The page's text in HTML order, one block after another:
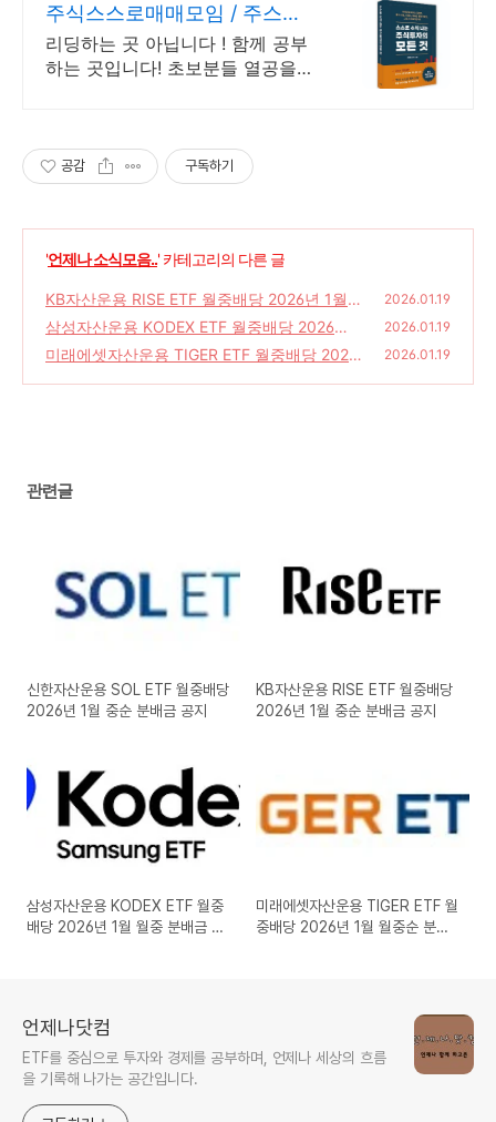
주식스스로매매모임 / 주스모
스스로 공부법을 배웁니다 !
리딩하는 곳 아닙니다 ! 함께 공부
하는 곳입니다! 초보분들 열공을
공감 구독하기
'언제나 소식모음..' 카테고리의 다른 글
KB자산운용 RISE ETF 월중배당 2026년 1월
중순 분배금 공지
(0)
2026.01.19
삼성자산운용 KODEX ETF 월중배당 2026년 1
월 월중 분배금 공지
(0)
2026.01.19
미래에셋자산운용 TIGER ETF 월중배당 2026
2026.01.19
관련글
신한자산운용 SOL ETF 월중배당
2026년 1월 중순 분배금 공지
KB자산운용 RISE ETF 월중배당
2026년 1월 중순 분배금 공지
삼성자산운용 KODEX ETF 월중
배당 2026년 1월 월중 분배금 공
미래에셋자산운용 TIGER ETF 월
중배당 2026년 1월 월중순 분배
언제나닷컴
ETF를 중심으로 투자와 경제를 공부하며, 언제나 세상의 흐름
을 기록해 나가는 공간입니다.